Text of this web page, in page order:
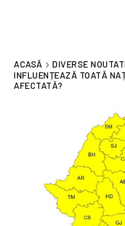
ACASĂ DIVERSE NOUTATI
INFLUENȚEAZĂ TOATĂ
AFECTATĂ?